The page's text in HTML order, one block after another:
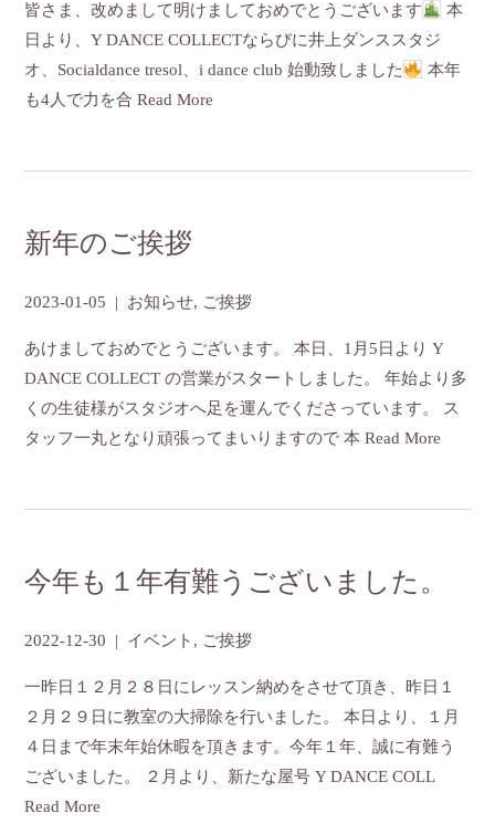
皆さま、改めまして明けましておめでとうございます
本
日より、Y DANCE COLLECTならびに井上ダンススタジ
オ、Socialdance tresol、i dance club 始動致しました
本年
も4人で力を合Read More
新年のご挨拶
2023-01-05 | お知らせ, ご挨拶
あけましておめでとうございます。 本日、1月5日より Y
DANCE COLLECT の営業がスタートしました。 年始より多
くの生徒様がスタジオへ足を運んでくださっています。 ス
タッフ一丸となり頑張ってまいりますので 本Read More
今年も１年有難うございました。
2022-12-30 | イベント , ご挨拶
一昨日１２月２８日にレッスン納めをさせて頂き、昨日１
２月２９日に教室の大掃除を行いました。 本日より、１月
４日まで年末年始休暇を頂きます。今年１年、誠に有難う
ございました。 ２月より、新たな屋号 Y DANCE COLL
Read More